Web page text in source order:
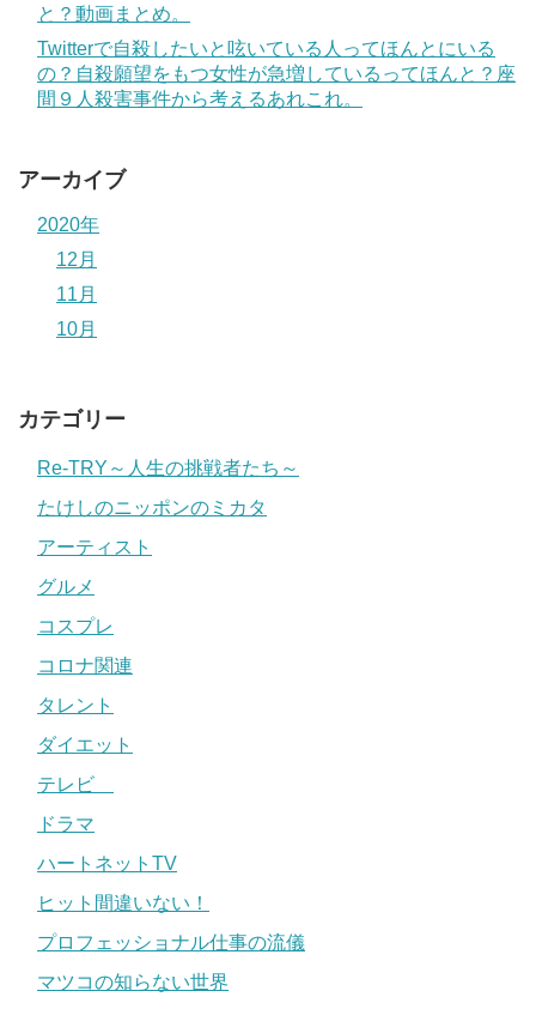
と？動画まとめ。
Twitterで自殺したいと呟いている人ってほんとにいる
の？自殺願望をもつ女性が急増しているってほんと？座
間９人殺害事件から考えるあれこれ。
アーカイブ
2020年
12月
11月
10月
カテゴリー
Re-TRY～人生の挑戦者たち～
たけしのニッポンのミカタ
アーティスト
グルメ
コスプレ
コロナ関連
タレント
ダイエット
テレビ
ドラマ
ハートネットTV
ヒット間違いない！
プロフェッショナル仕事の流儀
マツコの知らない世界